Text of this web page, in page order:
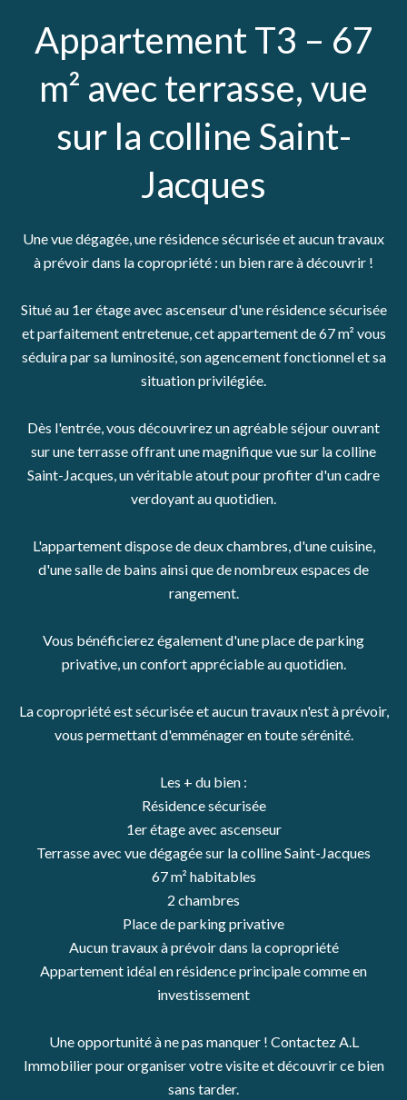
Appartement T3 – 67
m² avec terrasse, vue
sur la colline Saint-
Jacques
Une vue dégagée, une résidence sécurisée et aucun travaux
à prévoir dans la copropriété : un bien rare à découvrir !
Situé au 1er étage avec ascenseur d'une résidence sécurisée
et parfaitement entretenue, cet appartement de 67 m² vous
séduira par sa luminosité, son agencement fonctionnel et sa
situation privilégiée.
Dès l'entrée, vous découvrirez un agréable séjour ouvrant
sur une terrasse offrant une magnifique vue sur la colline
Saint-Jacques, un véritable atout pour profiter d'un cadre
verdoyant au quotidien.
L'appartement dispose de deux chambres, d'une cuisine,
d'une salle de bains ainsi que de nombreux espaces de
rangement.
Vous bénéficierez également d'une place de parking
privative, un confort appréciable au quotidien.
La copropriété est sécurisée et aucun travaux n'est à prévoir,
vous permettant d'emménager en toute sérénité.
Les + du bien :
Résidence sécurisée
1er étage avec ascenseur
Terrasse avec vue dégagée sur la colline Saint-Jacques
67 m² habitables
2 chambres
Place de parking privative
Aucun travaux à prévoir dans la copropriété
Appartement idéal en résidence principale comme en
investissement
Une opportunité à ne pas manquer ! Contactez A.L
Immobilier pour organiser votre visite et découvrir ce bien
sans tarder.